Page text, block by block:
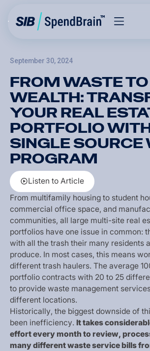
September 30, 2024
FROM WASTE TO
WEALTH:
YOUR REAL
PORTFOLIO
SINGLE SOURCE
PROGRAM
Listen to Article
From multifamily housing to student ho
commercial office space, and manufac
communities, all large multi-site real es
portfolios have one issue in common: t
with all the trash their many residents a
produce. In most cases, this means wo
different trash haulers. The average 10
portfolio contracts with 20 to 25 differe
to provide waste management service
different locations.
Historically, the biggest downside of thi
been inefficiency. Ittakesconsiderabl
effortevery month to review, proces
manydifferentwasteservice billsfro